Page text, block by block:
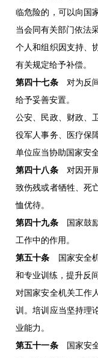
临危险的，可以向国
当会同有关部门依法
个人和组织因支持、
有关规定给予补偿。
第四十七条对为反间
给予妥善安置。
公安、民政、财政、
役军人事务、医疗保
单位应当协助国家安
第四十八条对因开展
致伤残或者牺牲、死
恤优待。
第四十九条国家鼓励
工作中的作用。
第五十条 国家安全
和专业训练，提升反
对国家安全机关工作
训。培训应当坚持理
业能力。
第五十一条
国家安